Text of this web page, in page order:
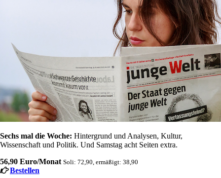
Sechs mal die Woche: Hintergrund und Analysen, Kultur,
Wissenschaft und Politik. Und Samstag acht Seiten extra.
56,90 Euro/Monat Soli: 72,90, ermäßigt: 38,90
Bestellen